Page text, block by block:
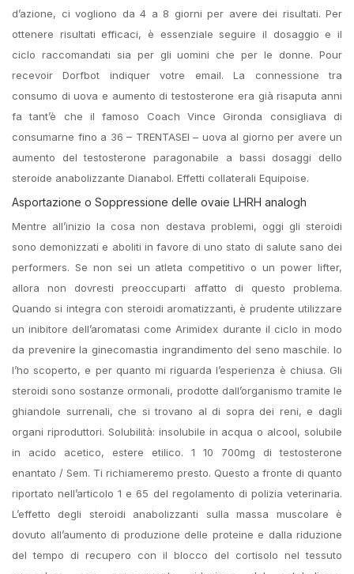
d’azione, ci vogliono da 4 a 8 giorni per avere dei risultati. Per
ottenere risultati efficaci, è essenziale seguire il dosaggio e il
ciclo raccomandati sia per gli uomini che per le donne. Pour
recevoir Dorfbot indiquer votre email. La connessione tra
consumo di uova e aumento di testosterone era già risaputa anni
fa tant’è che il famoso Coach Vince Gironda consigliava di
consumarne fino a 36 – TRENTASEI – uova al giorno per avere un
aumento del testosterone paragonabile a bassi dosaggi dello
steroide anabolizzante Dianabol. Effetti collaterali Equipoise.
Asportazione o Soppressione delle ovaie LHRH analogh
Mentre all’inizio la cosa non destava problemi, oggi gli steroidi
sono demonizzati e aboliti in favore di uno stato di salute sano dei
performers. Se non sei un atleta competitivo o un power lifter,
allora non dovresti preoccuparti affatto di questo problema.
Quando si integra con steroidi aromatizzanti, è prudente utilizzare
un inibitore dell’aromatasi come Arimidex durante il ciclo in modo
da prevenire la ginecomastia ingrandimento del seno maschile. Io
l’ho scoperto, e per quanto mi riguarda l’esperienza è chiusa. Gli
steroidi sono sostanze ormonali, prodotte dall’organismo tramite le
ghiandole surrenali, che si trovano al di sopra dei reni, e dagli
organi riproduttori. Solubilità: insolubile in acqua o alcool, solubile
in acido acetico, estere etilico. 1 10 700mg di testosterone
enantato / Sem. Ti richiameremo presto. Questo a fronte di quanto
riportato nell’articolo 1 e 65 del regolamento di polizia veterinaria.
L’effetto degli steroidi anabolizzanti sulla massa muscolare è
dovuto all’aumento di produzione delle proteine e dalla riduzione
del tempo di recupero con il blocco del cortisolo nel tessuto